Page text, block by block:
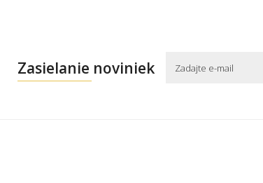
Zasielanie noviniek